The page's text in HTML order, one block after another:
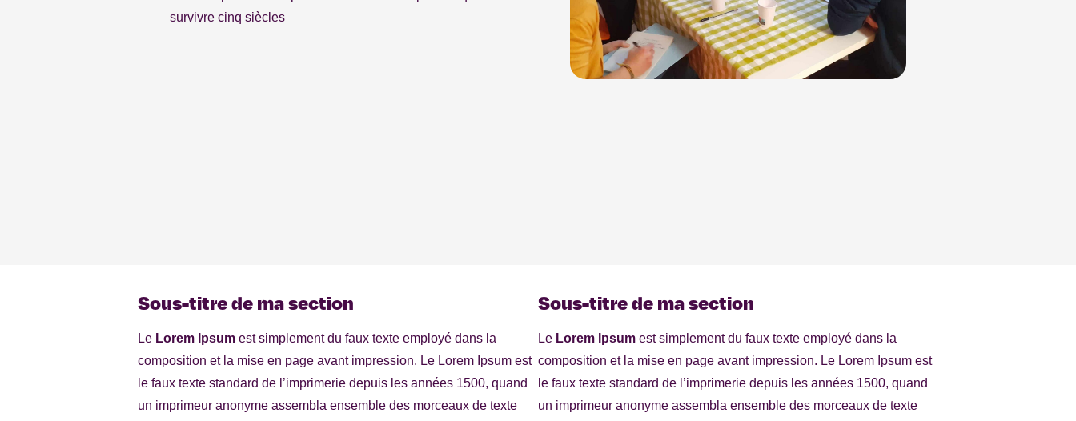
survivre cinq siècles
Sous-titre de ma section
Le Lorem Ipsum est simplement du faux texte employé dans la
composition et la mise en page avant impression. Le Lorem Ipsum est
le faux texte standard de l’imprimerie depuis les années 1500, quand
un imprimeur anonyme assembla ensemble des morceaux de texte
Sous-titre de ma section
Le Lorem Ipsum est simplement du faux texte employé dans la
composition et la mise en page avant impression. Le Lorem Ipsum est
le faux texte standard de l’imprimerie depuis les années 1500, quand
un imprimeur anonyme assembla ensemble des morceaux de texte